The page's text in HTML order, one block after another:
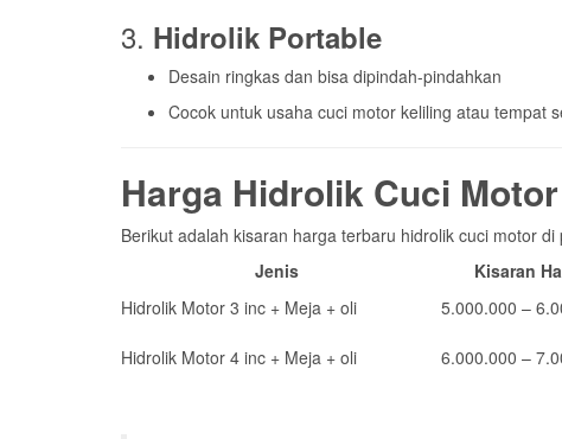
3. Hidrolik Portable
Desain ringkas dan bisa dipindah-pindahkan
Cocok untuk usaha cuci motor keliling atau tempat
Harga Hidrolik Cuci
Berikut adalah kisaran harga terbaru hidrolik cuci motor
Jenis
Kisaran
Hidrolik Motor 3 inc + Meja + oli
5.000.000 –
Hidrolik Motor 4 inc + Meja + oli 6.000.000 –